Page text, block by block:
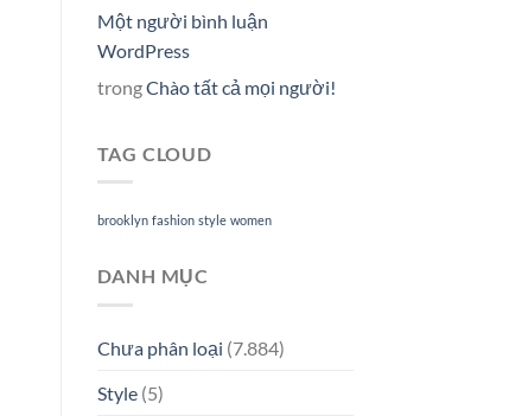
Một người bình luận
WordPress
trongChào tất cả mọi người!
TAG CLOUD
brooklyn fashion style women
DANH MỤC
Chưa phân loại (7.884)
Style(5)